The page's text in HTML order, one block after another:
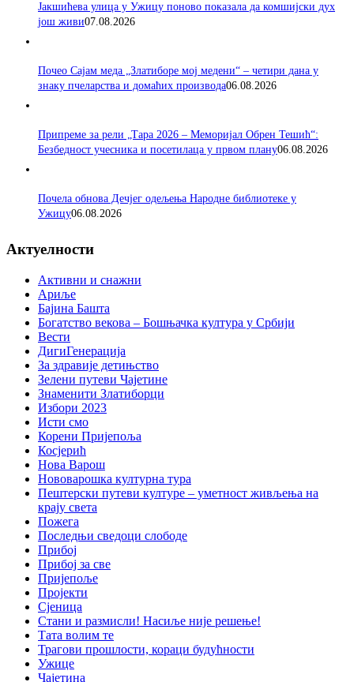
Јакшићева улица у Ужицу поново показала да комшијски дух
још живи07.08.2026
Почео Сајам меда „Златиборе мој медени“ – четири дана у
знаку пчеларства и домаћих производа06.08.2026
Припреме за рели „Тара 2026 – Меморијал Обрен Тешић“:
Безбедност учесника и посетилаца у првом плану06.08.2026
Почела обнова Дечјег одељења Народне библиотеке у
Ужицу06.08.2026
Актуелности
Активни и снажни
Ариље
Бајина Башта
Богатство векова – Бошњачка култура у Србији
Вести
ДигиГенерација
За здравије детињство
Зелени путеви Чајетине
Знаменити Златиборци
Избори 2023
Исти смо
Корени Пријепоља
Косјерић
Нова Варош
Нововарошка културна тура
Пештерски путеви културе – уметност живљења на
крају света
Пожега
Последњи сведоци слободе
Прибој
Прибој за све
Пријепоље
Пројекти
Сјеница
Стани и размисли! Насиље није решење!
Тата волим те
Трагови прошлости, кораци будућности
Ужице
Чајетина